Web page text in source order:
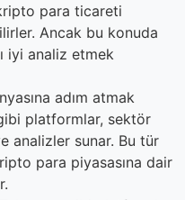
para ticareti
Ancak bu konuda
iyi analiz etmek
adım atmak
platformlar, sektör
analizler sunar. Bu tür
para piyasasına dair